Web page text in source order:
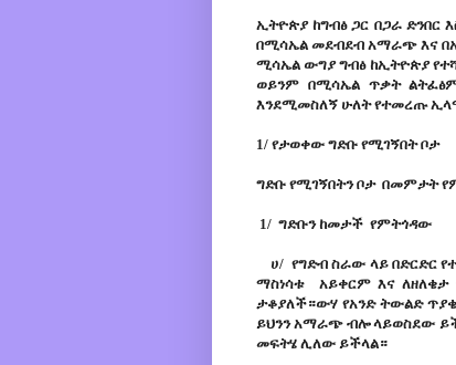
ኢትዮጵያ ከግብፅ ጋር በጋራ ድንበር
በሚሳኤል መደብደብ አማራጭ እና
ሚሳኤል ውግያ ግብፅ ከኢትዮጵያ
ወይንም በሚሳኤል ጥቃት
እንደሚመስለኝ ሁለት የተመረጡ
1/ የታወቀው ግድቡ የሚገኝበት ቦታ
ግድቡ የሚገኝበትን ቦታ በመምታት
1/ ግድቡን ከመታች የምትጎዳው
ሀ/ የግድብ ስራው ላይ በድርድር
ማስነሳቱ አይቀርም እና
ታቆያለች።ውሃ የአንድ ትውልድ
ይህንን አማራጭ ብሎ ላይወስደው
መፍትሄ ሊለው ይችላል።